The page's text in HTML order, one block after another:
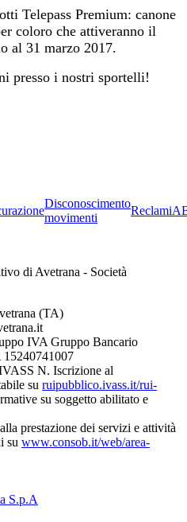
Telepass Premium: canone
coloro che attiveranno il
al 31 marzo 2017.
presso i nostri sportelli!
Disconoscimento
movimenti
Reclami
di Avetrana - Società
(TA)
IVA Gruppo Bancario
15240741007
N. Iscrizione al
su ruipubblico.ivass.it/rui-
su soggetto abilitato e
prestazione dei servizi e attività
su www.consob.it/web/area-
S.p.A